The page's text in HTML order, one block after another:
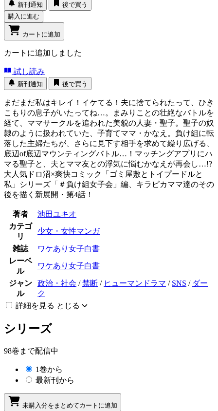
新刊通知
後で買う
購入に進む
カートに追加
カートに追加しました
試し読み
新刊通知 後で買う
まだまだ私はキレイ！イケてる！夫に捨てられたって、ひき
こもりの息子がいたってね…。まみりことの壮絶なバトルを
経て、ママサークルを追われた美貌の人妻・聖子。聖子の奴
隷のように扱われていた、子育てママ・かなえ。負け組に転
落した主婦たちが、さらに見下す相手を求めて繰り広げる、
底辺of底辺マウンティングバトル…！マッチングアプリにハ
マる聖子と、夫とママ友との浮気に悩むかなえが再会し…!?
大人気ドロ沼×爽快コミック「ゴミ屋敷とトイプードルと
私」シリーズ「＃負け組女子会」編、キラピカママ達のその
後を描く新展開・第4話！
著者
池田ユキオ
カテゴ
リ
少女・女性マンガ
雑誌
ワケあり女子白書
レーベ
ル
ワケあり女子白書
ジャン
ル
政治・社会 /禁断 / ヒューマンドラマ / SNS / ダー
ク
詳細を見る とじる
シリーズ
98巻まで配信中
1巻から
最新刊から
未購入分をまとめてカートに追加